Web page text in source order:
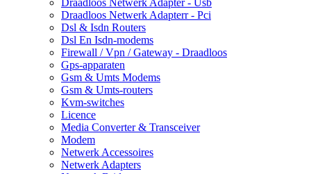
Draadloos Netwerk Adapter - Usb
Draadloos Netwerk Adapterr - Pci
Dsl & Isdn Routers
Dsl En Isdn-modems
Firewall / Vpn / Gateway - Draadloos
Gps-apparaten
Gsm & Umts Modems
Gsm & Umts-routers
Kvm-switches
Licence
Media Converter & Transceiver
Modem
Netwerk Accessoires
Netwerk Adapters